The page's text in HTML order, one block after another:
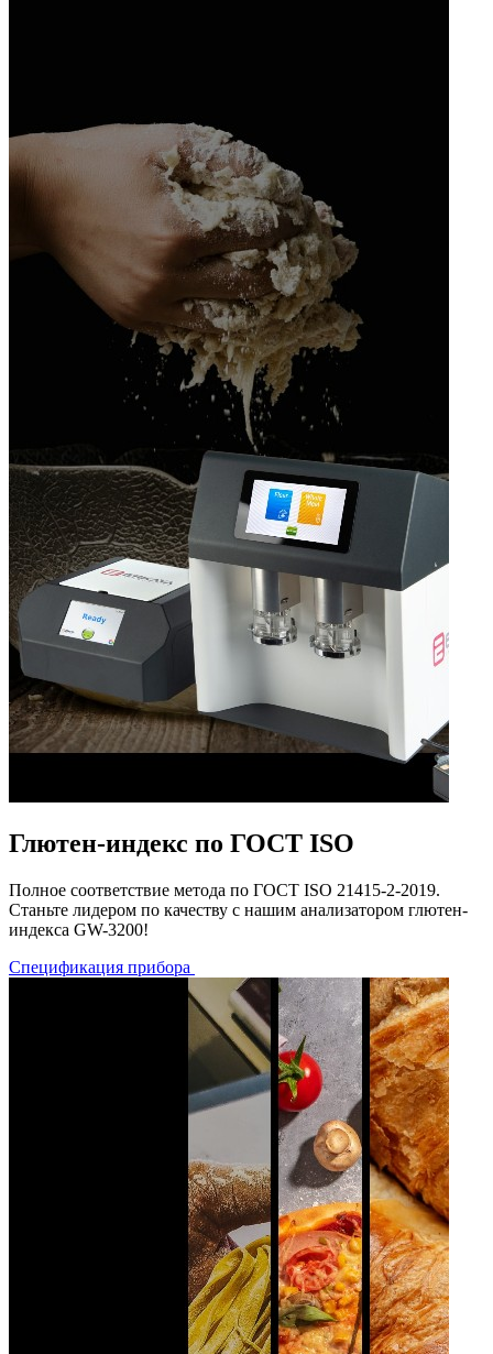
Глютен-индекс по ГОСТ ISO
Полное соответствие метода по ГОСТ ISO 21415-2-2019.
Станьте лидером по качеству с нашим анализатором глютен-
индекса GW-3200!
Спецификация прибора